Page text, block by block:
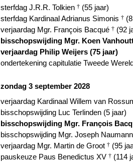
sterfdag J.R.R. Tolkien † (55 jaar)
sterfdag Kardinaal Adrianus Simonis †
verjaardag Mgr. François Bacqué † (92
bisschopswijding Mgr. Koen
verjaardag Philip Weijers (75 jaar)
ondertekening capitulatie Tweede
zondag 3 september 2028
verjaardag Kardinaal Willem van
bisschopswijding Luc Terlinden (5 jaar)
bisschopswijding Mgr. François
bisschopswijding Mgr. Joseph
verjaardag Mgr. Martin de Groot † (95
pauskeuze Paus Benedictus XV † (114